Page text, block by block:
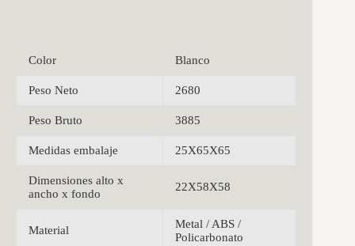
Color Blanco
Peso Neto 2680
Peso Bruto 3885
Medidas embalaje 25X65X65
Dimensiones alto x
ancho x fondo
22X58X58
Material
Metal / ABS /
Policarbonato